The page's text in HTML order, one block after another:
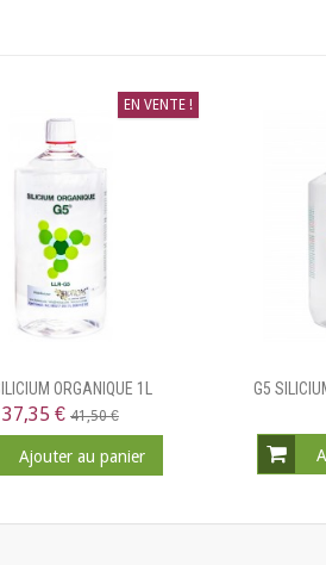
EN VENTE !
ORGANIQUE 1L
37,35 € 41,50 €
Ajouter au panier
G5